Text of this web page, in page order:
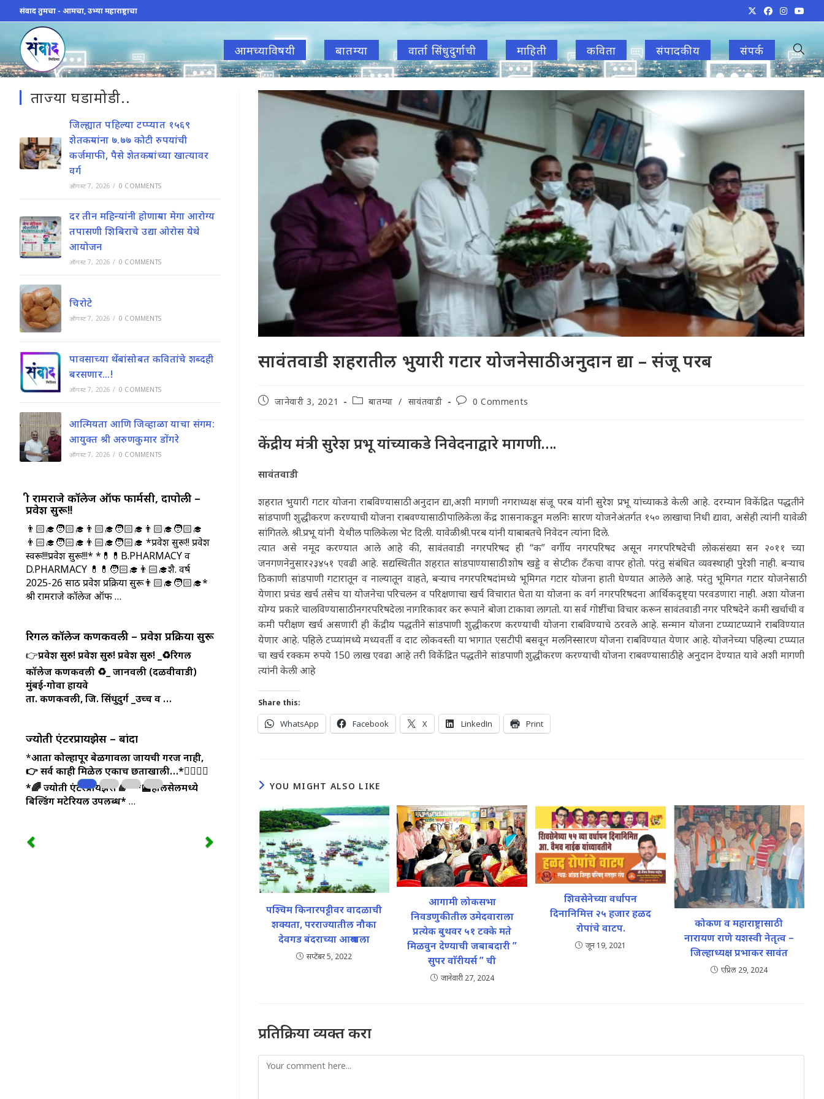
to
content
संवाद तुमचा - आमचा, उभ्या महाराष्ट्राचा
आमच्याविषयी बातम्या वार्ता सिंधुदुर्गाची माहिती कविता संपादकीय संपर्क Toggle
search
सावंतवाडी शहरातील भुयारी गटार योजनेसाठी अनुदान द्या – संजू परब
Postजानेवारी 3, 2021
Postबातम्या / सावंतवाडी
Post0 Comments
केंद्रीय मंत्री सुरेश प्रभू यांच्याकडे निवेदनाद्वारे मागणी….
सावंतवाडी
शहरात भुयारी गटार योजना राबविण्यासाठी अनुदान द्या,अशी मागणी नगराध्यक्ष संजू परब यांनी सुरेश प्रभू यांच्याकडे केली आहे. दरम्यान विकेंद्रित पद्धतीने
सांडपाणी शुद्धीकरण करण्याची योजना राबवण्यासाठी पालिकेला केंद्र शासनाकडून मलनिः सारण योजनेअंतर्गत १५० लाखाचा निधी द्यावा, असेही त्यांनी यावेळी
सांगितले. श्री.प्रभू यांनी येथील पालिकेला भेट दिली. यावेळी श्री.परब यांनी याबाबतचे निवेदन त्यांना दिले.
त्यात असे नमूद करण्यात आले आहे की, सावंतवाडी नगरपरिषद ही “क” वर्गीय नगरपरिषद असून नगरपरिषदेची लोकसंख्या सन २०११ च्या
जनगणनेनुसार२३४५१ एवढी आहे. सद्यस्थितीत शहरात सांडपाण्यासाठी शोष खड्डे व सेप्टीक टॅंकचा वापर होतो. परंतु संबंधित व्यवस्थाही पुरेशी नाही. बऱ्याच
ठिकाणी सांडपाणी गटारातून व नाल्यातून वाहते, बऱ्याच नगरपरिषदांमध्ये भूमिगत गटार योजना हाती घेण्यात आलेले आहे. परंतु भूमिगत गटार योजनेसाठी
येणारा प्रचंड खर्च तसेच या योजनेचा परिचलन व परिक्षणाचा खर्च विचारात घेता या योजना क वर्ग नगरपरिषदना आर्थिकदृष्ट्या परवडणारा नाही. अशा योजना
योग्य प्रकारे चालविण्यासाठी नगरपरिषदेला नागरिकावर कर रूपाने बोजा टाकावा लागतो. या सर्व गोष्टींचा विचार करून सावंतवाडी नगर परिषदेने कमी खर्चाची व
कमी परीक्षण खर्च असणारी ही केंद्रीय पद्धतीने सांडपाणी शुद्धीकरण करण्याची योजना राबविण्याचे ठरवले आहे. सन्मान योजना टप्प्याटप्प्याने राबविण्यात
येणार आहे. पहिले टप्प्यांमध्ये मध्यवर्ती व दाट लोकवस्ती या भागात एसटीपी बसवून मलनिस्सारण योजना राबविण्यात येणार आहे. योजनेच्या पहिल्या टप्प्यात
चा खर्च रक्कम रुपये 150 लाख एवढा आहे तरी विकेंद्रित पद्धतीने सांडपाणी शुद्धीकरण करण्याची योजना राबवण्यासाठी हे अनुदान देण्यात यावे अशी मागणी
त्यांनी केली आहे
Share this:
WhatsApp Facebook X LinkedIn Print
YOU MIGHT ALSO LIKE
पश्चिम किनारपट्टीवर वादळाची
शक्यता, परराज्यातील नौका
देवगड बंदराच्या आश्रयाला
सप्टेंबर 5, 2022
आगामी लोकसभा
निवडणुकीतील उमेदवाराला
प्रत्येक बुथवर ५१ टक्के मते
मिळवुन देण्याची जबाबदारी ”
सुपर वाॅरीयर्स ” ची
जानेवारी 27, 2024
शिवसेनेच्या वर्धापन
दिनानिमित्त २५ हजार हळद
रोपांचे वाटप.
जून 19, 2021
कोकण व महाराष्ट्रासाठी
नारायण राणे यशस्वी नेतृत्व –
जिल्हाध्यक्ष प्रभाकर सावंत
एप्रिल 29, 2024
प्रतिक्रिया व्यक्त करा
Comment
ताज्या घडामोडी..
जिल्ह्यात पहिल्या टप्प्यात १५६९
शेतकऱ्यांना ७.७७ कोटी रुपयांची
कर्जमाफी, पैसे शेतकऱ्यांच्या खात्यावर
वर्ग
ऑगस्ट 7, 2026 / 0 COMMENTS
दर तीन महिन्यांनी होणाऱ्या मेगा आरोग्य
तपासणी शिबिराचे उद्या ओरोस येथे
आयोजन
ऑगस्ट 7, 2026 / 0 COMMENTS
चिरोटे
ऑगस्ट 7, 2026 / 0 COMMENTS
पावसाच्या थेंबांसोबत कवितांचे शब्दही
बरसणार…!
ऑगस्ट 7, 2026 / 0 COMMENTS
आत्मियता आणि जिव्हाळा याचा संगम:
आयुक्त श्री अरुणकुमार डोंगरे
ऑगस्ट 7, 2026 / 0 COMMENTS
श्री रामराजे कॉलेज ऑफ फार्मसी, दापोली –
प्रवेश सुरू!!
👨🏻‍🎓🧑🏻‍🎓👨🏻‍🎓🧑🏻‍🎓👨🏻‍🎓🧑🏻‍🎓
👨🏻‍🎓🧑🏻‍🎓👨🏻‍🎓🧑🏻‍🎓 *प्रवेश सुरू!! प्रवेश
स्वरू!!!प्रवेश सुरू!!!* *💊💊B.PHARMACY व
D.PHARMACY 💊💊🧑🏻‍🎓👨🏻‍🎓शै. वर्ष
2025-26 साठी प्रवेश प्रक्रिया सुरू👨🏻‍🎓🧑🏻‍🎓*
श्री रामराजे कॉलेज ऑफ …
रिगल कॉलेज कणकवली – प्रवेश प्रक्रिया सुरू
👉प्रवेश सुरु! प्रवेश सुरु! प्रवेश सुरु! _♻️रिगल
कॉलेज कणकवली ♻️_ जानवली (दळवीवाडी)
मुंबई-गोवा हायवे
ता. कणकवली, जि. सिंधुदुर्ग _उच्च व …
ज्योती एंटरप्रायझेस – बांदा
*आता कोल्हापूर बेळगावला जायची गरज नाही,
👉 सर्व काही मिळेल एकाच छताखाली…*🏃‍♀️🏃‍♂️
*🌈 ज्योती एंटरप्रायझेस 🌈**🏬होलसेलमध्ये
बिल्डिंग मटेरियल उपलब्ध*…